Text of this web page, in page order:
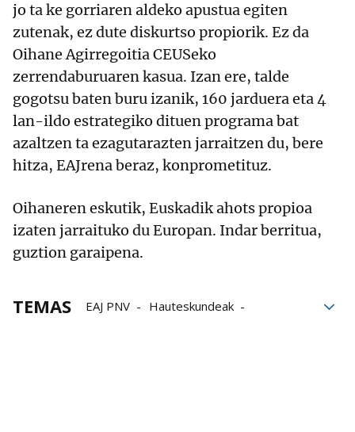
jo ta ke gorriaren aldeko apustua egiten
zutenak, ez dute diskurtso propiorik. Ez da
Oihane Agirregoitia CEUSeko
zerrendaburuaren kasua. Izan ere, talde
gogotsu baten buru izanik, 160 jarduera eta 4
lan-ildo estrategiko dituen programa bat
azaltzen ta ezagutarazten jarraitzen du, bere
hitza, EAJrena beraz, konprometituz.
Oihaneren eskutik, Euskadik ahots propioa
izaten jarraituko du Europan. Indar berritua,
guztion garaipena.
TEMAS EAJ PNV
Hauteskundeak